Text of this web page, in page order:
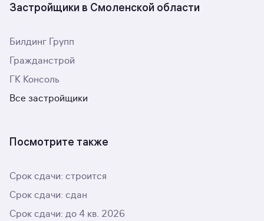
Застройщики в Смоленской области
Билдинг Групп
Гражданстрой
ГК Консоль
Все застройщики
Посмотрите также
Срок сдачи: строится
Срок сдачи: сдан
Срок сдачи: до 4 кв. 2026